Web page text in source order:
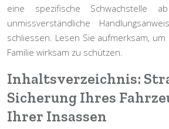
eine spezifische Schwachstelle
unmissverständliche
schliessen. Lesen Sie aufmerksam,
Familie wirksam zu schützen.
Inhaltsverzeichnis:
Sicherung Ihres
Ihrer Insassen